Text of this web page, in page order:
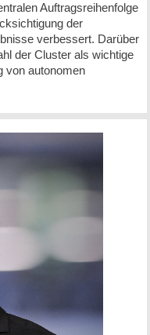
Auftragsreihenfolge
der
verbessert. Darüber
der Cluster als wichtige
von autonomen